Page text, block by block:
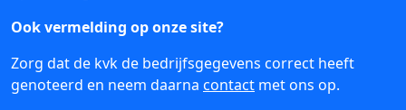
Ook vermelding op onze site?
Zorg dat de kvk de bedrijfsgegevens correct heeft
genoteerd en neem daarna contact met ons op.